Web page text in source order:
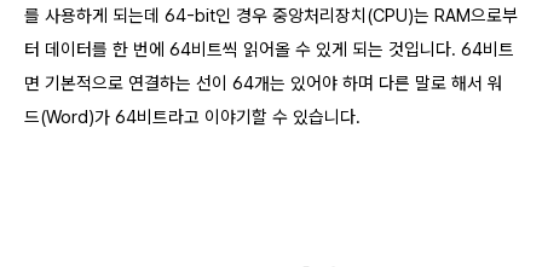
를 사용하게 되는데 64-bit인 경우 중앙처리장치(CPU)는 RAM으로부
터 데이터를 한 번에 64비트씩 읽어올 수 있게 되는 것입니다. 64비트
면 기본적으로 연결하는 선이 64개는 있어야 하며 다른 말로 해서 워
드(Word)가 64비트라고 이야기할 수 있습니다.